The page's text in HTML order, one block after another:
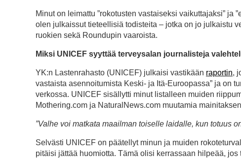
Minut on leimattu ”rokotusten vastaiseksi vaikuttajaksi” ja
olen julkaissut tieteellisiä todisteita – jotka on jo julkaistu
ruokien sekä Roundupin vaaroista.
Miksi UNICEF syyttää terveysalan journalisteja
YK:n Lastenrahasto (UNICEF) julkaisi vastikään raportin,
vastaista asennoitumista Keski- ja Itä-Euroopassa” ja on
verkossa. UNICEF sisällytti minut listalleen muiden
Mothering.com ja NaturalNews.com muutamia
”Valhe voi matkata maailman toiselle laidalle, kun totuus
Selvästi UNICEF on päätellyt minun ja muiden
pitäisi jättää huomiotta. Tämä olisi kerrassaan hilpeää,